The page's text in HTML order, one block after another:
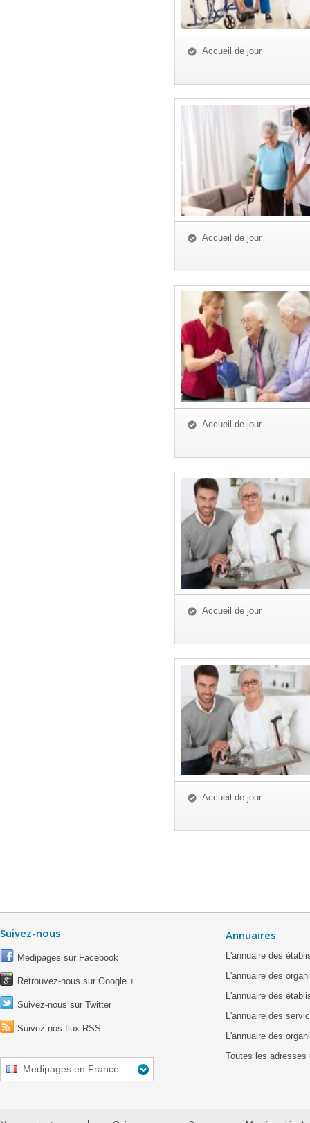
Accueil de jour
Accueil de jour
Accueil de jour
Accueil de jour
Accueil de jour
Suivez-nous
Medipages sur Facebook
Retrouvez-nous sur Google +
Suivez-nous sur Twitter
Suivez nos flux RSS
Medipages en France
Annuaires
L'annuaire des
L'annuaire des
L'annuaire des
L'annuaire des
L'annuaire des
Toutes les adresses